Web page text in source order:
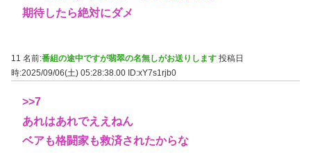
期待したら絶対にダメ
11 名前:番組の途中ですが翡翠の名無しがお送りします 投稿日
時:2025/09/06(土) 05:28:38.00 ID:xY7s1rjb0
>>7
あれはあれでええねん
ベアも格闘家も救済されたからな